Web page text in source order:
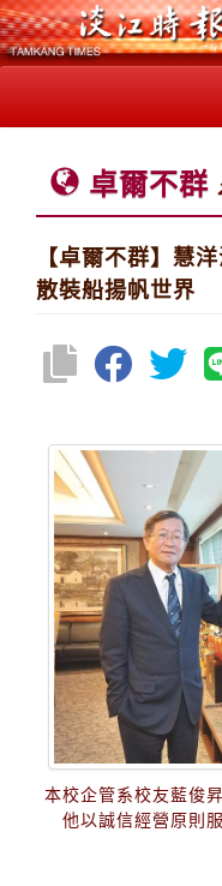
卓爾不群
【卓爾不群】慧
散裝船揚帆世界
本校企管系校友藍俊
他以誠信經營原則